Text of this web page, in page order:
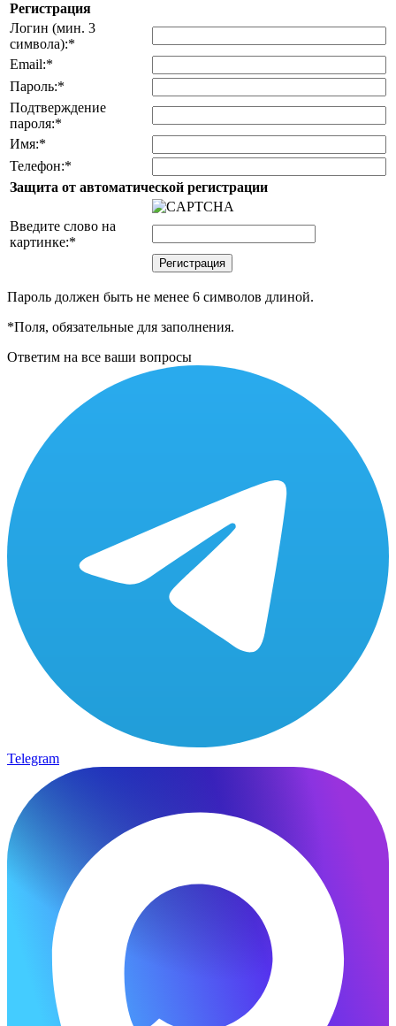
Регистрация
Логин (мин. 3
символа):*
Email:*
Пароль:*
Подтверждение
пароля:*
Имя:*
Телефон:*
Защита от автоматической регистрации
Введите слово на
картинке:*
Пароль должен быть не менее 6 символов длиной.
*Поля, обязательные для заполнения.
Ответим на все ваши вопросы
Telegram